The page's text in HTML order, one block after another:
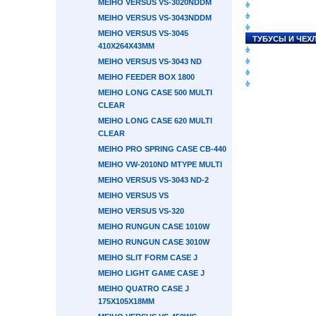
MEIHO VERSUS VS-3020NDDM
MEIHO VERSUS VS-3043NDDM
MEIHO VERSUS VS-3045
410X264X43ММ
MEIHO VERSUS VS-3043 ND
MEIHO FEEDER BOX 1800
MEIHO LONG CASE 500 MULTI
CLEAR
MEIHO LONG CASE 620 MULTI
CLEAR
MEIHO PRO SPRING CASE CB-440
MEIHO VW-2010ND MTYPE MULTI
MEIHO VERSUS VS-3043 ND-2
MEIHO VERSUS VS
MEIHO VERSUS VS-320
MEIHO RUNGUN CASE 1010W
MEIHO RUNGUN CASE 3010W
MEIHO SLIT FORM CASE J
MEIHO LIGHT GAME CASE J
MEIHO QUATRO CASE J
175X105X18ММ
ТУБУСЫ И